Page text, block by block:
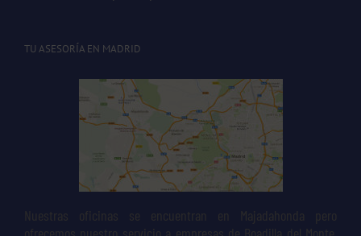
TU ASESORÍA EN MADRID
Nuestras oficinas se encuentran en Majadahonda pero